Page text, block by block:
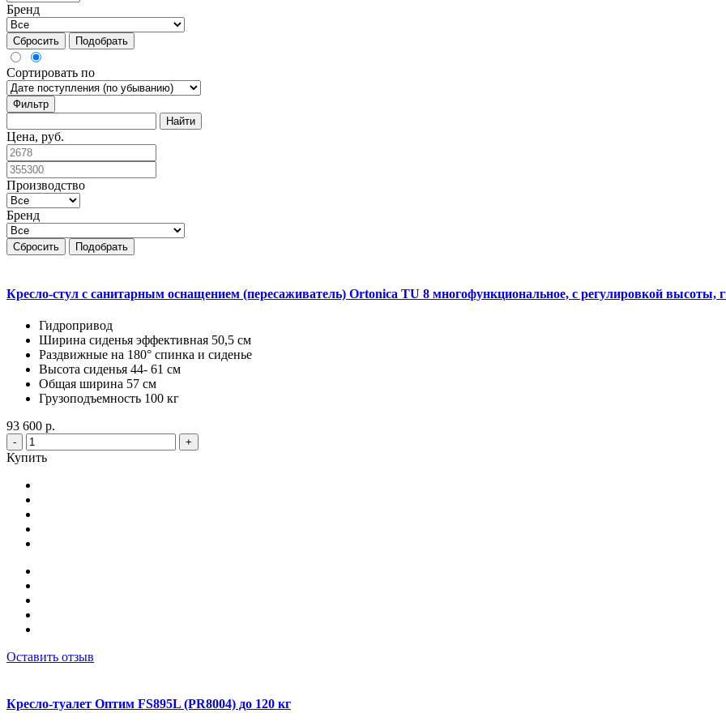
Бренд
Сбросить Подобрать
Сортировать по
Фильтр
Цена, руб.
Производство
Бренд
Сбросить Подобрать
Кресло-стул с санитарным оснащением (пересаживатель) Ortonica TU 8 многофункциональное, с регулировкой высоты,
Гидропривод
Ширина сиденья эффективная 50,5 см
Раздвижные на 180° спинка и сиденье
Высота сиденья 44- 61 см
Общая ширина 57 см
Грузоподъемность 100 кг
93 600 р.
- +
Купить
Оставить отзыв
Кресло-туалет Оптим FS895L (PR8004) до 120 кг